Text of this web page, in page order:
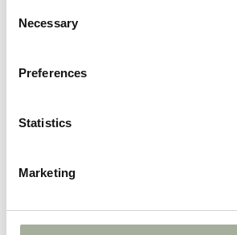
Selection
Necessary
Preferences
Statistics
Marketing
Verstelbare hoogte
eethouding.
hygiënisch en eenvoudig
: Zorgt
honden die baat hebben bij